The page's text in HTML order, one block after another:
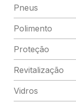
Pneus
Polimento
Proteção
Revitalização
Vidros